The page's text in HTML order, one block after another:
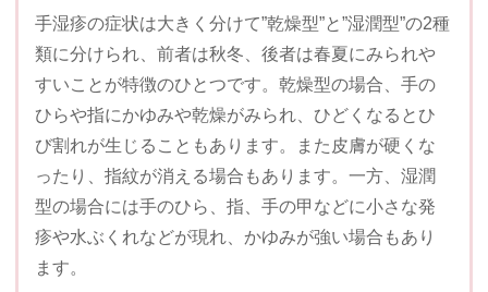
手湿疹の症状は大きく分けて”乾燥型”と”湿潤型”の2種
類に分けられ、前者は秋冬、後者は春夏にみられや
すいことが特徴のひとつです。乾燥型の場合、手の
ひらや指にかゆみや乾燥がみられ、ひどくなるとひ
び割れが生じることもあります。また皮膚が硬くな
ったり、指紋が消える場合もあります。一方、湿潤
型の場合には手のひら、指、手の甲などに小さな発
疹や水ぶくれなどが現れ、かゆみが強い場合もあり
ます。